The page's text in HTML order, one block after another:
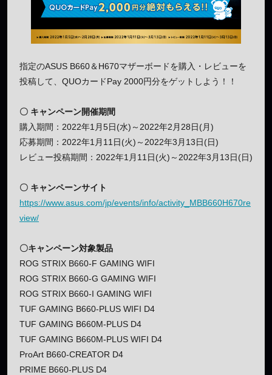
指定のASUS B660＆H670マザーボードを購入・レビューを
投稿して、QUOカードPay 2000円分をゲットしよう！！
〇 キャンペーン開催期間
購入期間：2022年1月5日(水)～2022年2月28日(月)
応募期間：2022年1月11日(火)～2022年3月13日(日)
レビュー投稿期間：2022年1月11日(火)～2022年3月13日(日)
〇 キャンペーンサイト
https://www.asus.com/jp/events/info/activity_MBB660H670re
view/
〇キャンペーン対象製品
ROG STRIX B660-F GAMING WIFI
ROG STRIX B660-G GAMING WIFI
ROG STRIX B660-I GAMING WIFI
TUF GAMING B660-PLUS WIFI D4
TUF GAMING B660M-PLUS D4
TUF GAMING B660M-PLUS WIFI D4
ProArt B660-CREATOR D4
PRIME B660-PLUS D4